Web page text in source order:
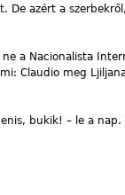
De azért a
a Nacionalista
Claudio meg
bukik! – le a nap.